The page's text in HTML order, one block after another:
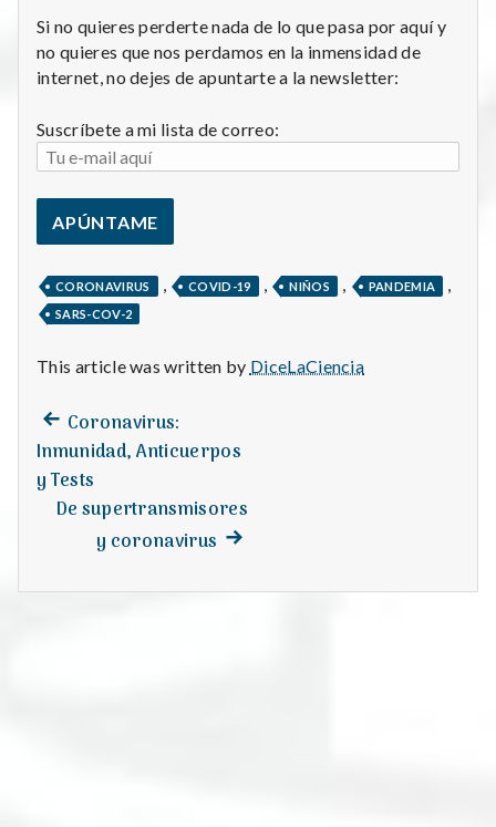
Si no quieres perderte nada de lo que pasa por aquí y
no quieres que nos perdamos en la inmensidad de
internet, no dejes de apuntarte a la newsletter:
Suscríbete a mi lista de correo:
CORONAVIRUS , COVID-19 , NIÑOS , PANDEMIA ,
SARS-COV-2
This article was written by DiceLaCiencia
Post
navigation
Previous
post:
Coronavirus:
Inmunidad, Anticuerpos
y Tests
De supertransmisores
y coronavirus Next